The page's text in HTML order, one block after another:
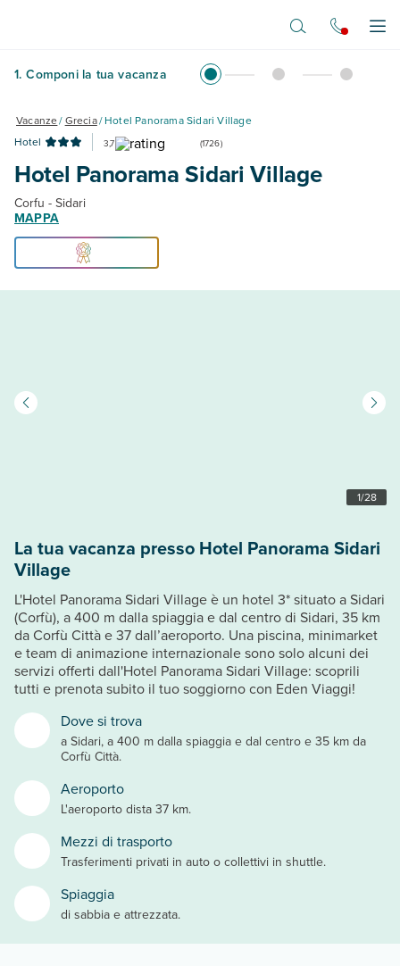
1. Componi la tua vacanza
Vacanze/Grecia/Hotel Panorama Sidari Village
Hotel
3,7 (1726)
Hotel Panorama Sidari Village
Corfu - Sidari
MAPPA
1/28
Dove si trova
a Sidari, a 400 m dalla spiaggia e dal centro e 35 km da
Corfù Città.
Aeroporto
L'aeroporto dista 37 km.
Mezzi di trasporto
Trasferimenti privati in auto o collettivi in shuttle.
Spiaggia
di sabbia e attrezzata.
La tua vacanza presso Hotel Panorama Sidari
Village
L'Hotel Panorama Sidari Village è un hotel 3* situato a Sidari
(Corfù), a 400 m dalla spiaggia e dal centro di Sidari, 35 km
da Corfù Città e 37 dall’aeroporto. Una piscina, minimarket
e team di animazione internazionale sono solo alcuni dei
servizi offerti dall'Hotel Panorama Sidari Village: scoprili
tutti e prenota subito il tuo soggiorno con Eden Viaggi!